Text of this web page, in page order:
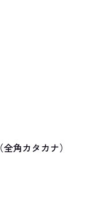
角カタカナ）